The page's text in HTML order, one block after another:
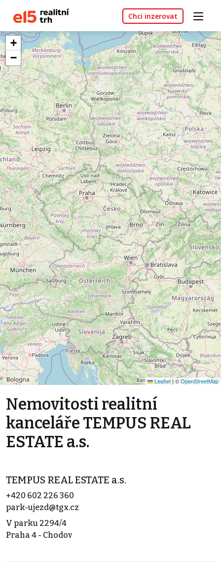
Chci inzerovat
+
−
Leaflet | ©OpenStreetMap
Nemovitosti realitní
kanceláře TEMPUS REAL
ESTATE a.s.
TEMPUS REAL ESTATE a.s.
+420 602 226 360
park-ujezd@tgx.cz
V parku 2294/4
Praha 4 - Chodov